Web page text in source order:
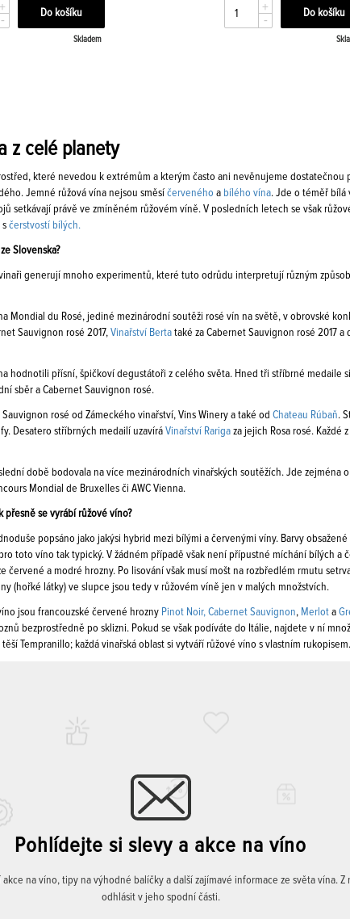
+
-
Skladem
+
-
z celé planety
které nevedou k extrémům a kterým často ani nevěnujeme
Jemné růžová vína nejsou směsí červeného a bílého vína. Jde o téměř bílá
setkávají právě ve zmíněném růžovém víně. V posledních letech se však
s čerstvostí bílých.
Slovenska?
generují mnoho experimentů, které tuto odrůdu interpretují různým
Mondial du Rosé, jediné mezinárodní soutěži rosé vín na světě, v obrovské
Sauvignon rosé 2017, Vinařství Berta také za Cabernet Sauvignon rosé 2017 a
hodnotili přísní, špičkoví degustátoři z celého světa. Hned tři stříbrné medaile
sběr a Cabernet Sauvignon rosé.
rosé od Zámeckého vinařství, Vins Winery a také od Chateau Rúbaň.
Desatero stříbrných medailí uzavírá Vinařství Rariga za jejich Rosa rosé. Každé
době bodovala na více mezinárodních vinařských soutěžích. Jde
Mondial de Bruxelles či AWC Vienna.
přesně se vyrábí růžové víno?
popsáno jako jakýsi hybrid mezi bílými a červenými víny. Barvy
toto víno tak typický. V žádném případě však není přípustné míchání bílých a
červené a modré hrozny. Po lisování však musí mošt na rozbředlém rmutu
(hořké látky) ve slupce jsou tedy v růžovém víně jen v malých množstvích.
jsou francouzské červené hrozny Pinot Noir, Cabernet Sauvignon, Merlot a
bezprostředně po sklizni. Pokud se však podíváte do Itálie, najdete v ní
Tempranillo; každá vinařská oblast si vytváří růžové víno s vlastním rukopisem.
Pohlídejte si slevy a akce na víno
na víno, tipy na výhodné balíčky a další zajímavé informace ze světa vína.
odhlásit v jeho spodní části.